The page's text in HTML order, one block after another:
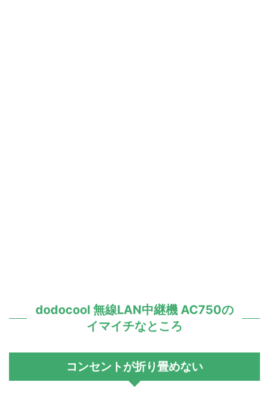
dodocool 無線LAN中継機 AC750の
イマイチなところ
コンセントが折り畳めない